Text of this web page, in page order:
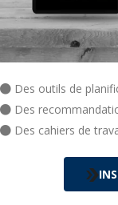
Des outils de
Des
Des cahiers de